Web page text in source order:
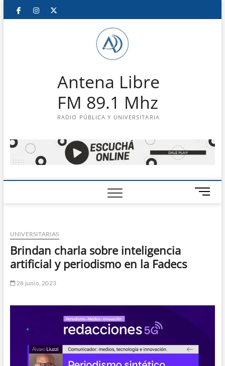
Saltar
FacebookInstagram
Antena Libre
FM 89.1 Mhz
RADIO PÚBLICA Y UNIVERSITARIA
B
o
UNIVERSITARIAS
Brindan charla sobre inteligencia
artificial y periodismo en la Fadecs
28 junio, 2023